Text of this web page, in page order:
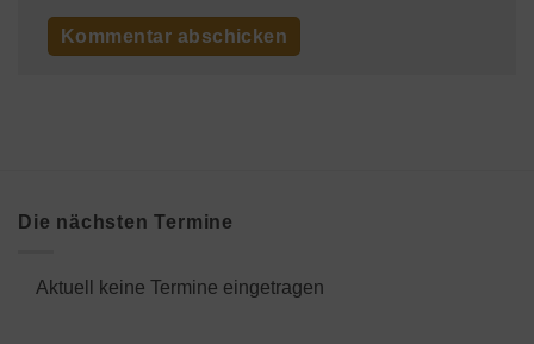
Die nächsten Termine
Aktuell keine Termine eingetragen